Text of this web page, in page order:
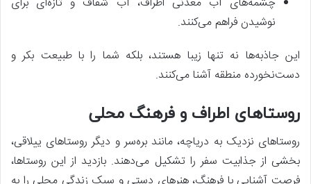
نوشیدن فراهم می‌کنند.
این جاذبه‌ها نه تنها زیبا هستند، بلکه شما را با طبیعت بکر و
دست‌نخورده منطقه آشنا می‌کنند.
روستاهای اطراف و فرهنگ محلی
روستاهای نزدیک به دریاچه، مانند بره‌سر و دیگر روستاهای ییلاقی،
بخشی از جذابیت سفر را تشکیل می‌دهند. بازدید از این روستاها،